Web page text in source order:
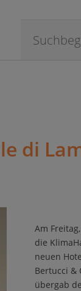
di
Am
die
neuen
Bertucci &
übergab